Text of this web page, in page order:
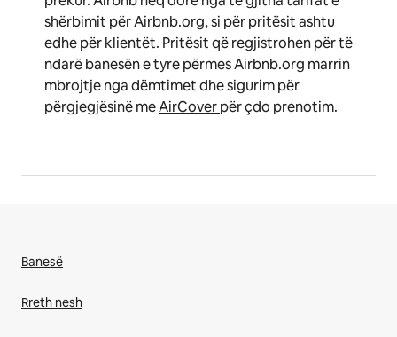
shërbimit për Airbnb.org, si për pritësit ashtu
edhe për klientët. Pritësit që regjistrohen për të
ndarë banesën e tyre përmes Airbnb.org marrin
mbrojtje nga dëmtimet dhe sigurim për
përgjegjësinë meAirCoverpër çdo prenotim.
Banesë
Rreth nesh